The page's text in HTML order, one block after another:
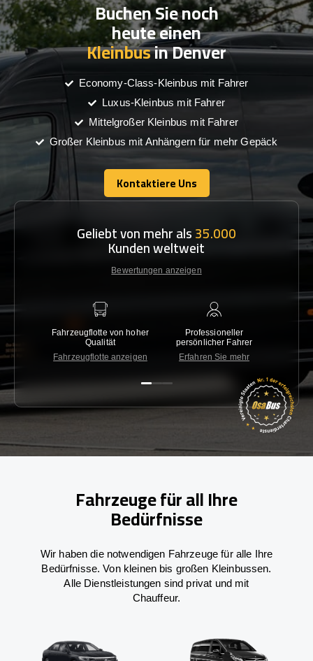
Buchen Sie noch
heute einen
Kleinbusin Denver
Economy-Class-Kleinbus mit Fahrer
Luxus-Kleinbus mit Fahrer
Mittelgroßer Kleinbus mit Fahrer
Großer Kleinbus mit Anhängern für mehr Gepäck
Kontaktiere Uns
Kontaktiere Uns
Geliebt von mehr als35.000
Kunden weltweit
Bewertungen anzeigen
Fahrzeugflotte von hoher
Qualität
Fahrzeugflotte anzeigen
Professioneller
persönlicher Fahrer
Erfahren Sie mehr
Fahrzeuge für all Ihre
Bedürfnisse
Wir haben die notwendigen Fahrzeuge für alle Ihre
Bedürfnisse. Von kleinen bis großen Kleinbussen.
Alle Dienstleistungen sind privat und mit
Chauffeur.